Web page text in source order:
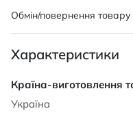
Обмін/повернення товару
Характеристики
Характеристики
Україна